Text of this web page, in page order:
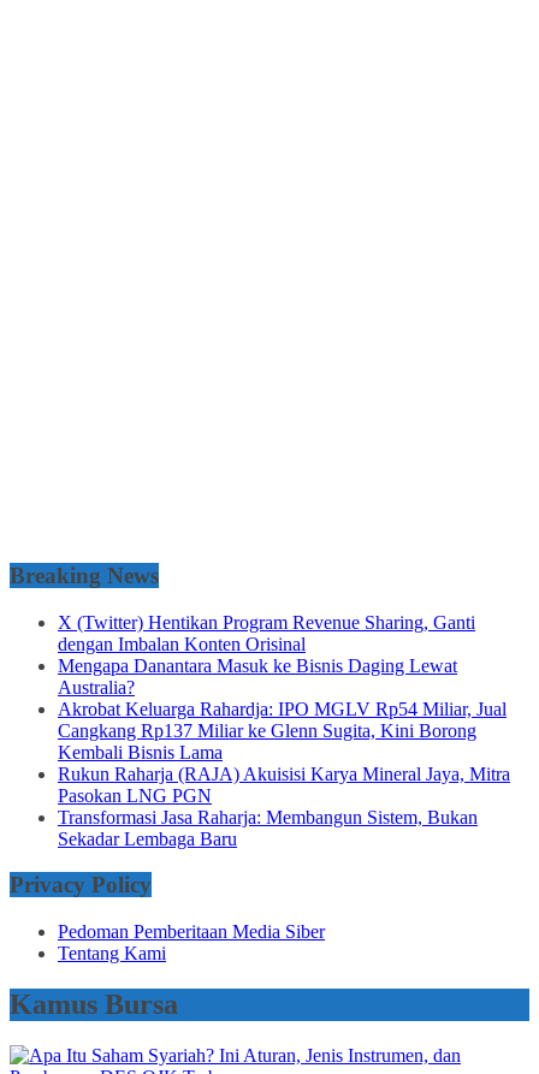
Breaking News
X (Twitter) Hentikan Program Revenue Sharing, Ganti
dengan Imbalan Konten Orisinal
Mengapa Danantara Masuk ke Bisnis Daging Lewat
Australia?
Akrobat Keluarga Rahardja: IPO MGLV Rp54 Miliar, Jual
Cangkang Rp137 Miliar ke Glenn Sugita, Kini Borong
Kembali Bisnis Lama
Rukun Raharja (RAJA) Akuisisi Karya Mineral Jaya, Mitra
Pasokan LNG PGN
Transformasi Jasa Raharja: Membangun Sistem, Bukan
Sekadar Lembaga Baru
Privacy Policy
Pedoman Pemberitaan Media Siber
Tentang Kami
Kamus Bursa